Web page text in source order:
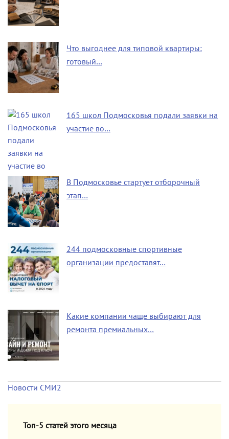
Что выгоднее для типовой квартиры:
готовый…
165 школ Подмосковья подали заявки на
участие во…
В Подмосковье стартует отборочный
этап…
244 подмосковные спортивные
организации предоставят…
Какие компании чаще выбирают для
ремонта премиальных…
Новости СМИ2
Топ-5 статей этого месяца